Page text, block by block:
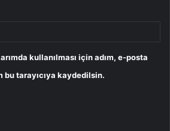
kullanılması için adım, e-posta
bu tarayıcıya kaydedilsin.